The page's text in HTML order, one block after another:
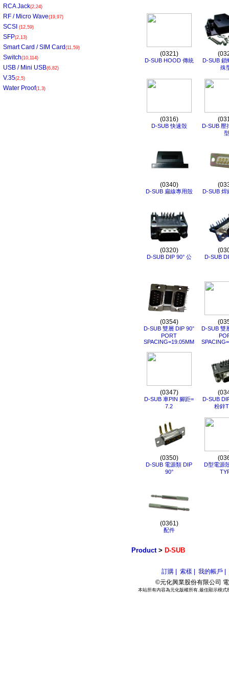
RCA Jack(2,24)
RF / Micro Wave(19,97)
SCSI (12,59)
SFP(2,13)
Smart Card / SIM Card (11,59)
Switch(10,114)
USB / Mini USB(6,82)
V.35(2,5)
Water Proof(1,3)
(0321)
D-SUB HOOD 傳統
D-SUB 鎖
殊
(0316)
D-SUB 快速殼
D-SUB 壓
型
(0340)
D-SUB 扁線專用殼 D-SUB 焊
(0320)
D-SUB DIP 90° 公 D-SUB
(0354)
D-SUB 雙層 DIP 90°
PORT
SPACING=19.05MM
D-SUB 雙
(0347)
D-SUB 車PIN 腳距=
7.2
D-SUB
粉鋅
(0350)
D-SUB 電源類 DIP
90°
D型電源
(0361)
配件
Product> D-SUB
訂購 | 索樣 |
我的帳戶 |
©元化興業股份有限公司
本站所有內容為元化版權所有.最佳顯示模